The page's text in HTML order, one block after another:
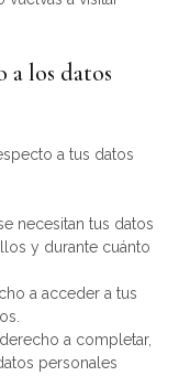
a los datos
a tus datos
necesitan tus datos
y durante cuánto
a acceder a tus
a completar,
personales